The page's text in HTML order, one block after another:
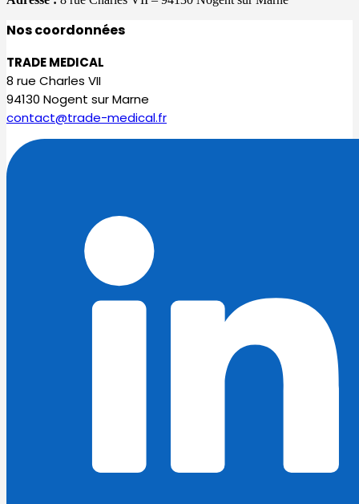
Nos coordonnées
TRADE MEDICAL
8 rue Charles VII
94130 Nogent sur Marne
contact@trade-medical.fr